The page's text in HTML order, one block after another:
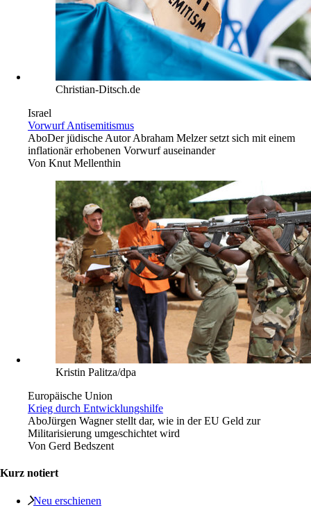
Christian-Ditsch.de
Israel
Vorwurf Antisemitismus
AboDer jüdische Autor Abraham Melzer setzt sich mit einem
inflationär erhobenen Vorwurf auseinander
Von Knut Mellenthin
Kristin Palitza/dpa
Europäische Union
Krieg durch Entwicklungshilfe
AboJürgen Wagner stellt dar, wie in der EU Geld zur
Militarisierung umgeschichtet wird
Von Gerd Bedszent
Kurz notiert
Neu erschienen